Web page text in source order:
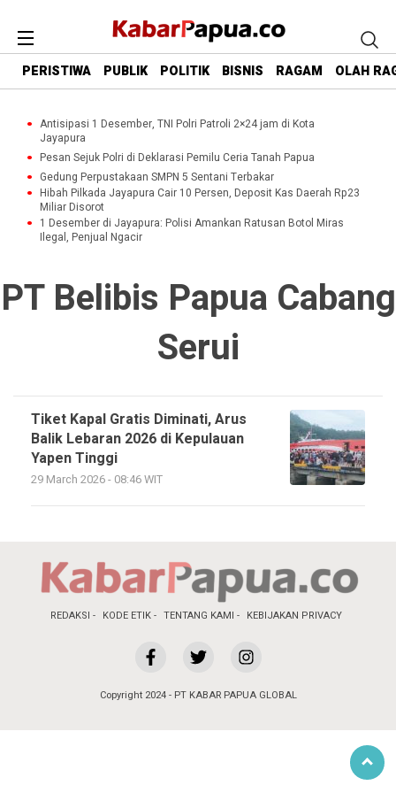
PERISTIWA PUBLIK POLITIK BISNIS RAGAM OLAH
Antisipasi 1 Desember, TNI Polri Patroli 2×24 jam di Kota
Jayapura
Pesan Sejuk Polri di Deklarasi Pemilu Ceria Tanah Papua
Gedung Perpustakaan SMPN 5 Sentani Terbakar
Hibah Pilkada Jayapura Cair 10 Persen, Deposit Kas Daerah Rp23
Miliar Disorot
1 Desember di Jayapura: Polisi Amankan Ratusan Botol Miras
Ilegal, Penjual Ngacir
PT Belibis Papua Cabang
Serui
Tiket Kapal Gratis Diminati, Arus
Balik Lebaran 2026 di Kepulauan
Yapen Tinggi
29 March 2026 - 08:46 WIT
REDAKSI KODE ETIK TENTANG KAMI KEBIJAKAN PRIVACY
Copyright 2024 - PT KABAR PAPUA GLOBAL